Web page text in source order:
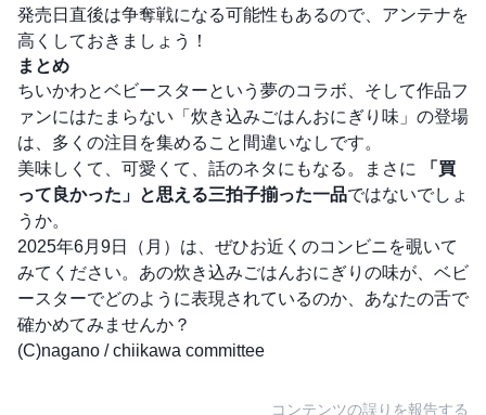
発売日直後は争奪戦になる可能性もあるので、アンテナを
高くしておきましょう！
まとめ
ちいかわとベビースターという夢のコラボ、そして作品フ
ァンにはたまらない「炊き込みごはんおにぎり味」の登場
は、多くの注目を集めること間違いなしです。
美味しくて、可愛くて、話のネタにもなる。まさに
「買
って良かった」と思える三拍子揃った一品ではないでしょ
うか。
2025年6月9日（月）は、ぜひお近くのコンビニを覗いて
みてください。あの炊き込みごはんおにぎりの味が、ベビ
ースターでどのように表現されているのか、あなたの舌で
確かめてみませんか？
(C)nagano / chiikawa committee
コンテンツの誤りを報告する